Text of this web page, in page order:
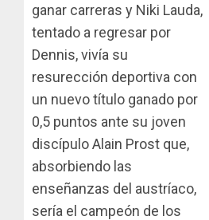
ganar carreras y Niki Lauda,
tentado a regresar por
Dennis, vivía su
resurección deportiva con
un nuevo título ganado por
0,5 puntos ante su joven
discípulo Alain Prost que,
absorbiendo las
enseñanzas del austríaco,
sería el campeón de los